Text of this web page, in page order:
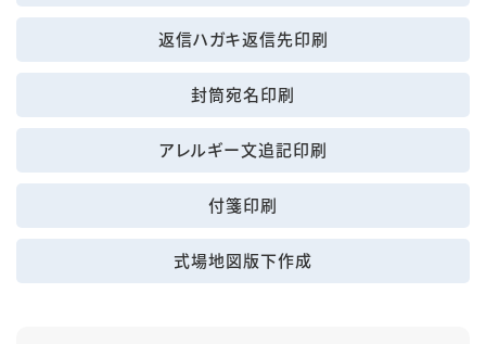
返信ハガキ返信先印刷
封筒宛名印刷
アレルギー文追記印刷
付箋印刷
式場地図版下作成